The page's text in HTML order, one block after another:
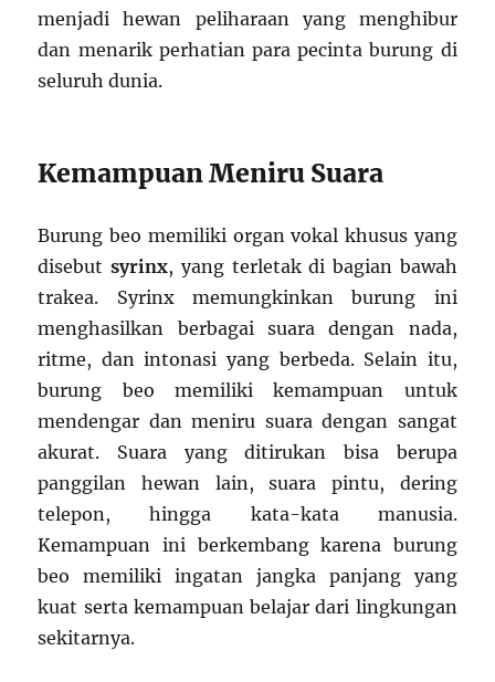
menjadi hewan peliharaan yang menghibur
dan menarik perhatian para pecinta burung di
seluruh dunia.
Kemampuan Meniru Suara
Burung beo memiliki organ vokal khusus yang
disebutsyrinx, yang terletak di bagian bawah
trakea. Syrinx memungkinkan burung ini
menghasilkan berbagai suara dengan nada,
ritme, dan intonasi yang berbeda. Selain itu,
burung beo memiliki kemampuan untuk
mendengar dan meniru suara dengan sangat
akurat. Suara yang ditirukan bisa berupa
panggilan hewan lain, suara pintu, dering
telepon, hingga kata-kata manusia.
Kemampuan ini berkembang karena burung
beo memiliki ingatan jangka panjang yang
kuat serta kemampuan belajar dari lingkungan
sekitarnya.